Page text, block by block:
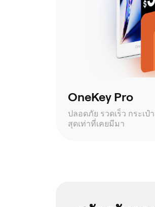
OneKey Pro
ปลอดภัย รวดเร็ว กระเ
สุดเท่าที่เคยมีมา